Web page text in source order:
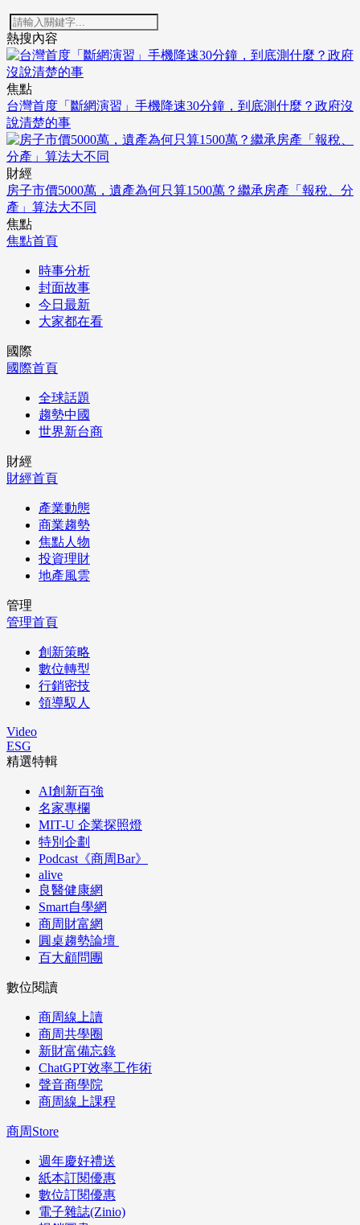
熱搜內容
焦點
台灣首度「斷網演習」手機降速30分鐘，到底測什麼？政府沒
說清楚的事
財經
房子市價5000萬，遺產為何只算1500萬？繼承房產「報稅、分
產」算法大不同
焦點
焦點首頁
時事分析
封面故事
今日最新
大家都在看
國際
國際首頁
全球話題
趨勢中國
世界新台商
財經
財經首頁
產業動態
商業趨勢
焦點人物
投資理財
地產風雲
管理
管理首頁
創新策略
數位轉型
行銷密技
領導馭人
Video
ESG
精選特輯
AI創新百強
名家專欄
MIT-U 企業探照燈
特別企劃
Podcast《商周Bar》
alive
良醫健康網
Smart自學網
商周財富網
圓桌趨勢論壇
百大顧問團
數位閱讀
商周線上讀
商周共學圈
新財富備忘錄
ChatGPT效率工作術
聲音商學院
商周線上課程
商周Store
週年慶好禮送
紙本訂閱優惠
數位訂閱優惠
電子雜誌(Zinio)